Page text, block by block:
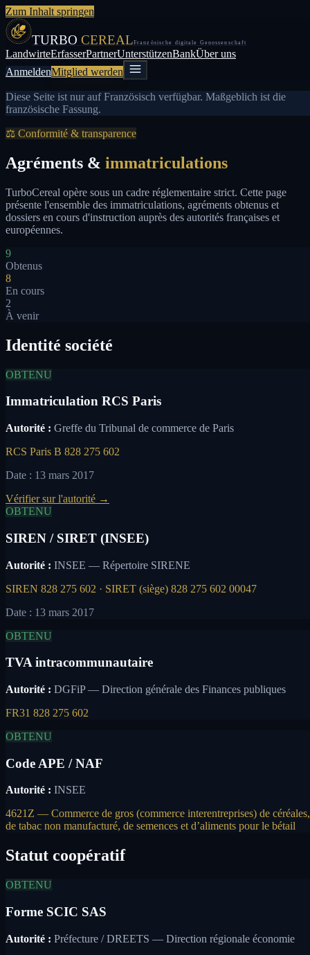
Zum Inhalt springen
TURBO CEREALFranzösische digitale Genossenschaft
LandwirteErfasserPartnerUnterstützenBankÜber uns
AnmeldenMitglied werden
Diese Seite ist nur auf Französisch verfügbar. Maßgeblich ist die
französische Fassung.
⚖ Conformité & transparence
Agréments & immatriculations
TurboCereal opère sous un cadre réglementaire strict. Cette page
présente l'ensemble des immatriculations, agréments obtenus et
dossiers en cours d'instruction auprès des autorités françaises et
européennes.
9
Obtenus
8
En cours
2
À venir
Identité société
OBTENU
Immatriculation RCS Paris
Autorité : Greffe du Tribunal de commerce de Paris
RCS Paris B 828 275 602
Date : 13 mars 2017
Vérifier sur l'autorité →
OBTENU
SIREN / SIRET (INSEE)
Autorité : INSEE — Répertoire SIRENE
SIREN 828 275 602 · SIRET (siège) 828 275 602 00047
Date : 13 mars 2017
OBTENU
TVA intracommunautaire
Autorité : DGFiP — Direction générale des Finances publiques
FR31 828 275 602
OBTENU
Code APE / NAF
Autorité : INSEE
4621Z — Commerce de gros (commerce interentreprises) de céréales,
de tabac non manufacturé, de semences et d’aliments pour le bétail
Statut coopératif
OBTENU
Forme SCIC SAS
Autorité : Préfecture / DREETS — Direction régionale économie